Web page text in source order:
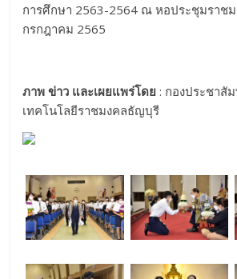
การศึกษา 2563-2564 ณ หอประชุมรา
กรกฎาคม 2565
ภาพ ข่าว และเผยแพร่โดย : กองประชาสั
เทคโนโลยีราชมงคลธัญบุรี